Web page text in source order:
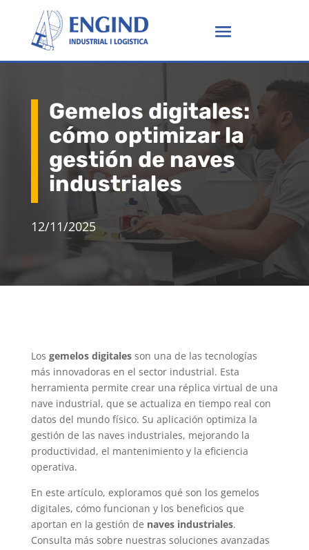
Gemelos digitales:
cómo optimizar la
gestión de naves
industriales
12/11/2025
Los gemelos digitalesson una de las tecnologías
más innovadoras en el sector industrial. Esta
herramienta permite crear una réplica virtual de una
nave industrial, que se actualiza en tiempo real con
datos del mundo físico. Su aplicación optimiza la
gestión de las naves industriales, mejorando la
productividad, el mantenimiento y la eficiencia
operativa.
En este artículo, exploramos qué son los gemelos
digitales, cómo funcionan y los beneficios que
aportan en la gestión de naves industriales.
Consulta más sobre nuestras soluciones avanzadas